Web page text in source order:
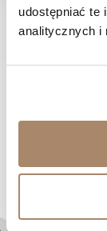
udostępniać te
analitycznych i
MASZ
Pracujemy
godziny
SZYBKA
ZAKUPY
BYĆ MOŻE